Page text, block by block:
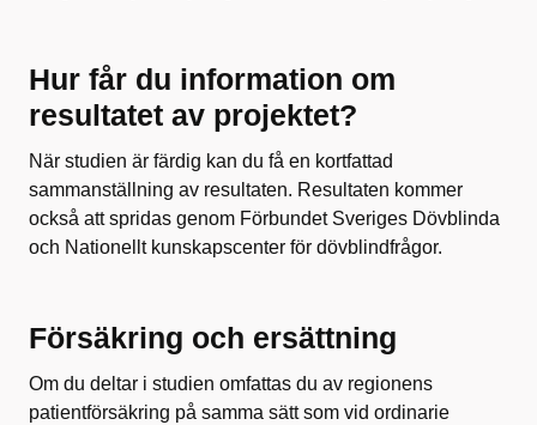
Hur får du information om
resultatet av projektet?
När studien är färdig kan du få en kortfattad
sammanställning av resultaten. Resultaten kommer
också att spridas genom Förbundet Sveriges Dövblinda
och Nationellt kunskapscenter för dövblindfrågor.
Försäkring och ersättning
Om du deltar i studien omfattas du av regionens
patientförsäkring på samma sätt som vid ordinarie